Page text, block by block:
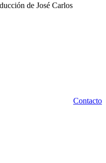
de José Carlos
Contacto